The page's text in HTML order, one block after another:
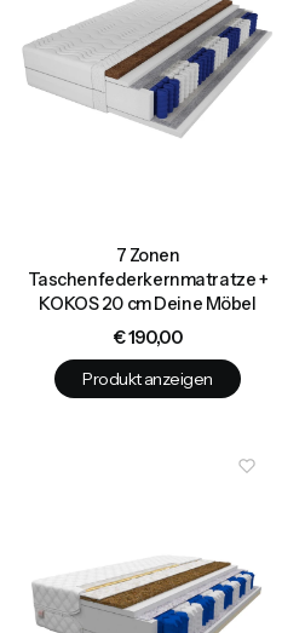
7 Zonen
Taschenfederkernmatratze +
KOKOS 20 cm Deine Möbel
Preis
€ 190,00
Produkt anzeigen